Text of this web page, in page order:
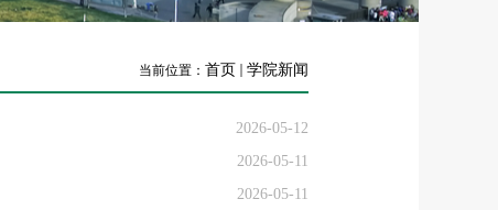
当前位置： 首页 学院新闻
2026-05-12
2026-05-11
2026-05-11